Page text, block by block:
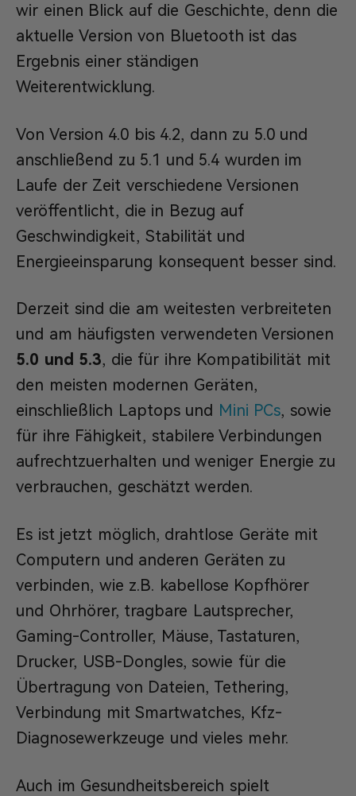
wir einen Blick auf die Geschichte, denn die
aktuelle Version von Bluetooth ist das
Ergebnis einer ständigen
Weiterentwicklung.
Von Version 4.0 bis 4.2, dann zu 5.0 und
anschließend zu 5.1 und 5.4 wurden im
Laufe der Zeit verschiedene Versionen
veröffentlicht, die in Bezug auf
Geschwindigkeit, Stabilität und
Energieeinsparung konsequent besser sind.
Derzeit sind die am weitesten verbreiteten
und am häufigsten verwendeten Versionen
5.0 und 5.3, die für ihre Kompatibilität mit
den meisten modernen Geräten,
einschließlich Laptops und Mini PCs, sowie
für ihre Fähigkeit, stabilere Verbindungen
aufrechtzuerhalten und weniger Energie zu
verbrauchen, geschätzt werden.
Es ist jetzt möglich, drahtlose Geräte mit
Computern und anderen Geräten zu
verbinden, wie z.B. kabellose Kopfhörer
und Ohrhörer, tragbare Lautsprecher,
Gaming-Controller, Mäuse, Tastaturen,
Drucker, USB-Dongles, sowie für die
Übertragung von Dateien, Tethering,
Verbindung mit Smartwatches, Kfz-
Diagnosewerkzeuge und vieles mehr.
Auch im Gesundheitsbereich spielt